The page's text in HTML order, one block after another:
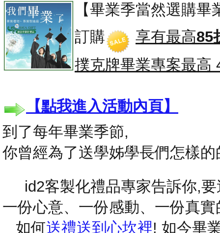
【畢業季當然選購
訂購
享有最高85
撲克牌畢業專案最高
【點我進入活動內頁】
到了每年畢業季節,
你曾經為了送學姊學長們怎樣
id2客製化禮品專家告訴你,要
一份心意、一份感動、一份真
如何送禮送到心坎裡! 如今畢